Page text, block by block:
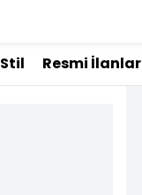
Stil Resmi İlanlar